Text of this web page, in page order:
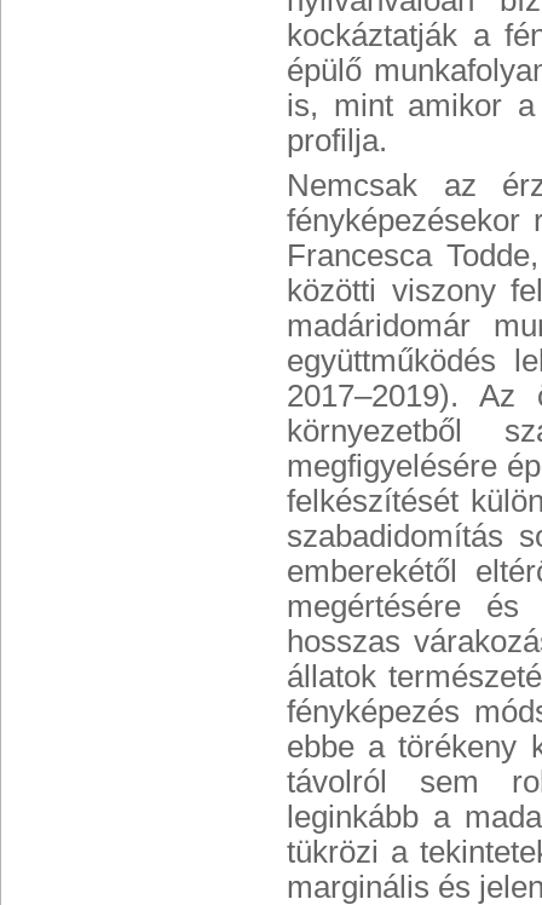
kockáztatják a
épülő
is, mint amikor
profilja.
Nemcsak az
fényképezésekor
Francesca
közötti viszony
madáridomár
együttműködés
2017–2019).
környezetből
megfigyelésére
felkészítését
szabadidomítás
emberekétől
megértésére és
hosszas
állatok
fényképezés
ebbe a törékeny
távolról sem
leginkább a
tükrözi a
marginális és